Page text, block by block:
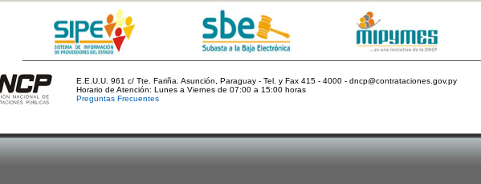
E.E.U.U. 961 c/ Tte. Fariña. Asunción, Paraguay - Tel. y Fax 415 - 4000 - dncp@contrataciones.gov.py
Horario de Atención: Lunes a Viernes de 07:00 a 15:00 horas
Preguntas Frecuentes